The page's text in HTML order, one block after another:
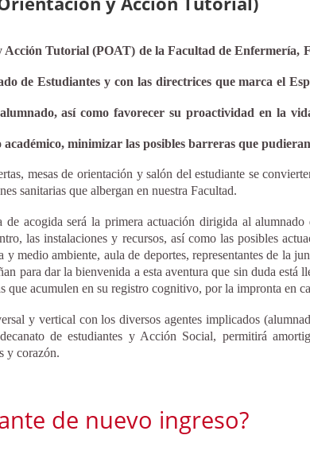
Tutorial (POAT) de la Facultad de Enfermería,
de Estudiantes y con las directrices que marca el
así como favorecer su proactividad en la
minimizar las posibles barreras que
mesas de orientación y salón del estudiante se
sanitarias que albergan en nuestra Facultad.
de acogida será la primera actuación dirigida al
las instalaciones y recursos, así como las posibles
y medio ambiente, aula de deportes, representantes de la
para dar la bienvenida a esta aventura que sin duda
que acumulen en su registro cognitivo, por la impronta
y vertical con los diversos agentes implicados
de estudiantes y Acción Social, permitirá
y corazón.
de nuevo ingreso?